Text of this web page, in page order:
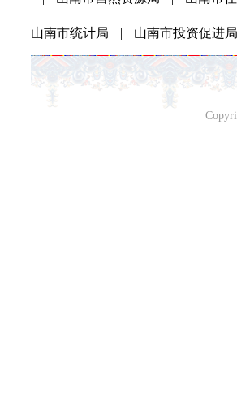
山南市统计局 | 山南市投资促进局